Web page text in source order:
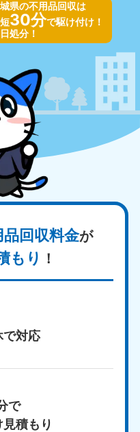
県の不用品回収は
30分で駆け付け！
処分！
品回収料金が
もり ！
で対応
で
積もり